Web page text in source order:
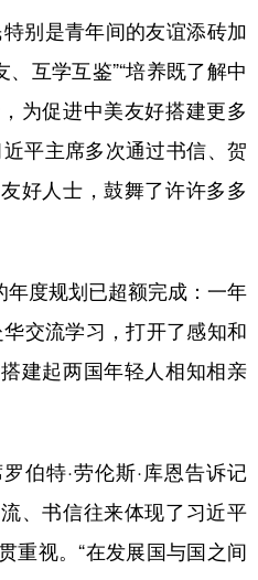
别是青年间的友谊添砖加
、互学互鉴”“培养既了解中
为促进中美友好搭建更多
平主席多次通过书信、贺
好人士，鼓舞了许许多多
度规划已超额完成：一年
交流学习，打开了感知和
建起两国年轻人相知相亲
特·劳伦斯·库恩告诉记
、书信往来体现了习近平
重视。“在发展国与国之间